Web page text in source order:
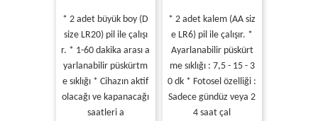
* 2 adet büyük boy (D
size LR20) pil ile çalışı
r. * 1-60 dakika arası a
yarlanabilir püskürtm
e sıklığı * Cihazın aktif
olacağı ve kapanacağı
saatleri a
* 2 adet kalem (AA siz
e LR6) pil ile çalışır. *
Ayarlanabilir püskürt
me sıklığı : 7,5 - 15 - 3
0 dk * Fotosel özelliği :
Sadece gündüz veya 2
4 saat çal